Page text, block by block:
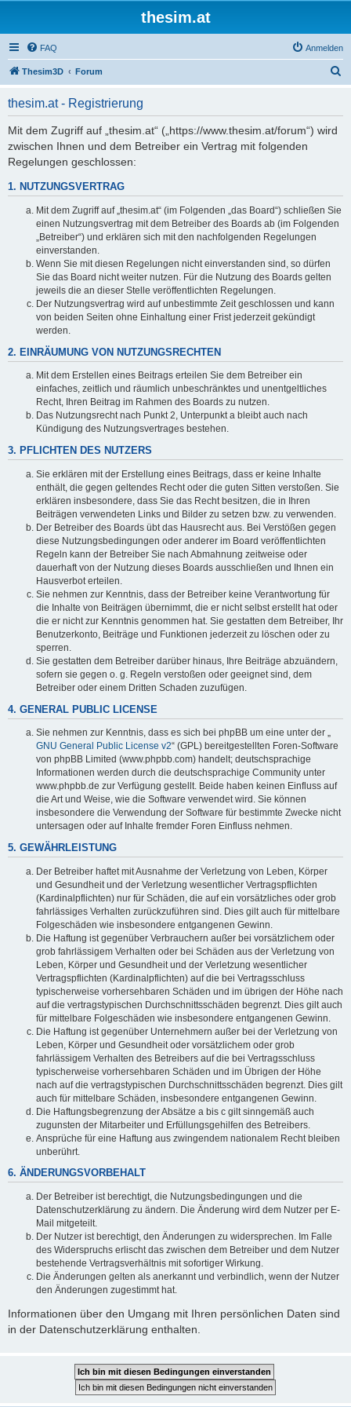
thesim.at
FAQ Anmelden
Thesim3D Forum
thesim.at - Registrierung
Mit dem Zugriff auf „thesim.at“ („https://www.thesim.at/forum“) wird
zwischen Ihnen und dem Betreiber ein Vertrag mit folgenden
Regelungen geschlossen:
1. NUTZUNGSVERTRAG
Mit dem Zugriff auf „thesim.at“ (im Folgenden „das Board“) schließen Sie
einen Nutzungsvertrag mit dem Betreiber des Boards ab (im Folgenden
„Betreiber“) und erklären sich mit den nachfolgenden Regelungen
einverstanden.
Wenn Sie mit diesen Regelungen nicht einverstanden sind, so dürfen
Sie das Board nicht weiter nutzen. Für die Nutzung des Boards gelten
jeweils die an dieser Stelle veröffentlichten Regelungen.
Der Nutzungsvertrag wird auf unbestimmte Zeit geschlossen und kann
von beiden Seiten ohne Einhaltung einer Frist jederzeit gekündigt
werden.
2. EINRÄUMUNG VON NUTZUNGSRECHTEN
Mit dem Erstellen eines Beitrags erteilen Sie dem Betreiber ein
einfaches, zeitlich und räumlich unbeschränktes und unentgeltliches
Recht, Ihren Beitrag im Rahmen des Boards zu nutzen.
Das Nutzungsrecht nach Punkt 2, Unterpunkt a bleibt auch nach
Kündigung des Nutzungsvertrages bestehen.
3. PFLICHTEN DES NUTZERS
Sie erklären mit der Erstellung eines Beitrags, dass er keine Inhalte
enthält, die gegen geltendes Recht oder die guten Sitten verstoßen. Sie
erklären insbesondere, dass Sie das Recht besitzen, die in Ihren
Beiträgen verwendeten Links und Bilder zu setzen bzw. zu verwenden.
Der Betreiber des Boards übt das Hausrecht aus. Bei Verstößen gegen
diese Nutzungsbedingungen oder anderer im Board veröffentlichten
Regeln kann der Betreiber Sie nach Abmahnung zeitweise oder
dauerhaft von der Nutzung dieses Boards ausschließen und Ihnen ein
Hausverbot erteilen.
Sie nehmen zur Kenntnis, dass der Betreiber keine Verantwortung für
die Inhalte von Beiträgen übernimmt, die er nicht selbst erstellt hat oder
die er nicht zur Kenntnis genommen hat. Sie gestatten dem Betreiber, Ihr
Benutzerkonto, Beiträge und Funktionen jederzeit zu löschen oder zu
sperren.
Sie gestatten dem Betreiber darüber hinaus, Ihre Beiträge abzuändern,
sofern sie gegen o. g. Regeln verstoßen oder geeignet sind, dem
Betreiber oder einem Dritten Schaden zuzufügen.
4. GENERAL PUBLIC LICENSE
Sie nehmen zur Kenntnis, dass es sich bei phpBB um eine unter der „
GNU General Public License v2“ (GPL) bereitgestellten Foren-Software
von phpBB Limited (www.phpbb.com) handelt; deutschsprachige
Informationen werden durch die deutschsprachige Community unter
www.phpbb.de zur Verfügung gestellt. Beide haben keinen Einfluss auf
die Art und Weise, wie die Software verwendet wird. Sie können
insbesondere die Verwendung der Software für bestimmte Zwecke nicht
untersagen oder auf Inhalte fremder Foren Einfluss nehmen.
5. GEWÄHRLEISTUNG
Der Betreiber haftet mit Ausnahme der Verletzung von Leben, Körper
und Gesundheit und der Verletzung wesentlicher Vertragspflichten
(Kardinalpflichten) nur für Schäden, die auf ein vorsätzliches oder grob
fahrlässiges Verhalten zurückzuführen sind. Dies gilt auch für mittelbare
Folgeschäden wie insbesondere entgangenen Gewinn.
Die Haftung ist gegenüber Verbrauchern außer bei vorsätzlichem oder
grob fahrlässigem Verhalten oder bei Schäden aus der Verletzung von
Leben, Körper und Gesundheit und der Verletzung wesentlicher
Vertragspflichten (Kardinalpflichten) auf die bei Vertragsschluss
typischerweise vorhersehbaren Schäden und im übrigen der Höhe nach
auf die vertragstypischen Durchschnittsschäden begrenzt. Dies gilt auch
für mittelbare Folgeschäden wie insbesondere entgangenen Gewinn.
Die Haftung ist gegenüber Unternehmern außer bei der Verletzung von
Leben, Körper und Gesundheit oder vorsätzlichem oder grob
fahrlässigem Verhalten des Betreibers auf die bei Vertragsschluss
typischerweise vorhersehbaren Schäden und im Übrigen der Höhe
nach auf die vertragstypischen Durchschnittsschäden begrenzt. Dies gilt
auch für mittelbare Schäden, insbesondere entgangenen Gewinn.
Die Haftungsbegrenzung der Absätze a bis c gilt sinngemäß auch
zugunsten der Mitarbeiter und Erfüllungsgehilfen des Betreibers.
Ansprüche für eine Haftung aus zwingendem nationalem Recht bleiben
unberührt.
6. ÄNDERUNGSVORBEHALT
Der Betreiber ist berechtigt, die Nutzungsbedingungen und die
Datenschutzerklärung zu ändern. Die Änderung wird dem Nutzer per E-
Mail mitgeteilt.
Der Nutzer ist berechtigt, den Änderungen zu widersprechen. Im Falle
des Widerspruchs erlischt das zwischen dem Betreiber und dem Nutzer
bestehende Vertragsverhältnis mit sofortiger Wirkung.
Die Änderungen gelten als anerkannt und verbindlich, wenn der Nutzer
den Änderungen zugestimmt hat.
Informationen über den Umgang mit Ihren persönlichen Daten sind
in der Datenschutzerklärung enthalten.